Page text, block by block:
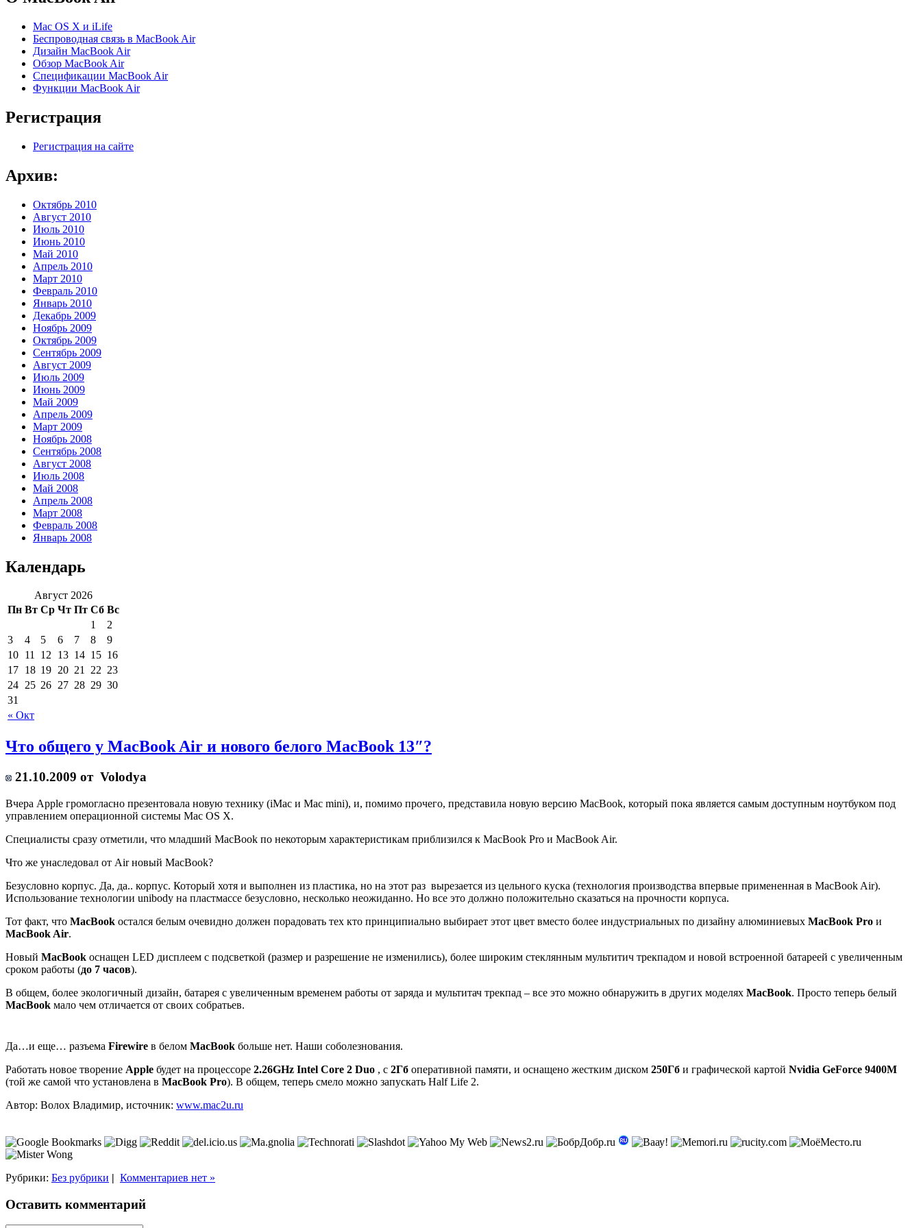
Mac OS X и iLife
Беспроводная связь в MacBook Air
Дизайн MacBook Air
Обзор MacBook Air
Спецификации MacBook Air
Функции MacBook Air
Регистрация
Регистрация на сайте
Архив:
Октябрь 2010
Август 2010
Июль 2010
Июнь 2010
Май 2010
Апрель 2010
Март 2010
Февраль 2010
Январь 2010
Декабрь 2009
Ноябрь 2009
Октябрь 2009
Сентябрь 2009
Август 2009
Июль 2009
Июнь 2009
Май 2009
Апрель 2009
Март 2009
Ноябрь 2008
Сентябрь 2008
Август 2008
Июль 2008
Май 2008
Апрель 2008
Март 2008
Февраль 2008
Январь 2008
Календарь
Август 2026
Пн Вт Ср Чт Пт Сб Вс
« Окт
1
2
3
4 5 6 7 8
9
10 11 12 13 14 15 16
17 18 19 20 21 22 23
24 25 26 27 28 29 30
31
Что общего у MacBook Air и нового белого MacBook 13″?
21.10.2009 от Volodya
Вчера Apple громогласно презентовала новую технику (iMac и Mac mini), и, помимо прочего, представила новую версию MacBook, который пока является самым доступным ноутбуком под
управлением операционной системы Mac OS X.
Специалисты сразу отметили, что младший MacBook по некоторым характеристикам приблизился к MacBook Pro и MacBook Air.
Что же унаследовал от Air новый MacBook?
Безусловно корпус. Да, да.. корпус. Который хотя и выполнен из пластика, но на этот раз вырезается из цельного куска (технология производства впервые примененная в MacBook Air).
Использование технологии unibody на пластмассе безусловно, несколько неожиданно. Но все это должно положительно сказаться на прочности корпуса.
Тот факт, что MacBook остался белым очевидно должен порадовать тех кто принципиально выбирает этот цвет вместо более индустриальных по дизайну алюминиевых MacBook Pro и
MacBook Air.
Новый MacBook оснащен LED дисплеем с подсветкой (размер и разрешение не изменились), более широким стеклянным мультитич трекпадом и новой встроенной батареей с увеличенным
сроком работы (до 7 часов).
В общем, более экологичный дизайн, батарея с увеличенным временем работы от заряда и мультитач трекпад – все это можно обнаружить в других моделях MacBook. Просто теперь белый
MacBook мало чем отличается от своих собратьев.
Да…и еще… разъема Firewire в белом MacBook больше нет. Наши соболезнования.
Работать новое творение Apple будет на процессоре 2.26GHz Intel Core 2 Duo , с 2Гб оперативной памяти, и оснащено жестким диском 250Гб и графической картой Nvidia GeForce 9400M
(той же самой что установлена в MacBook Pro). В общем, теперь смело можно запускать Half Life 2.
Автор: Волох Владимир, источник: www.mac2u.ru
Рубрики: Без рубрики | Комментариев нет »
Оставить комментарий